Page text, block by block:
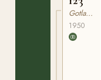
Gotlandsruss
1950